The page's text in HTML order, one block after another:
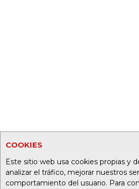
COOKIES
Este sitio web usa cookies propias y
analizar el tráfico, mejorar nuestros
comportamiento del usuario. Para